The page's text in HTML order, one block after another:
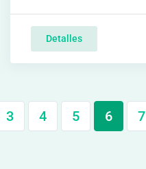
Detalles
3 4 5 6 7